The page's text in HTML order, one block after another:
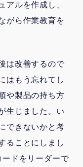
アルを作成し、
がら作業教育を
は改善するので
はもう忘れてし
や製品の持ち方
生じました。い
できないかと考
ることにしまし
ドをリーダーで